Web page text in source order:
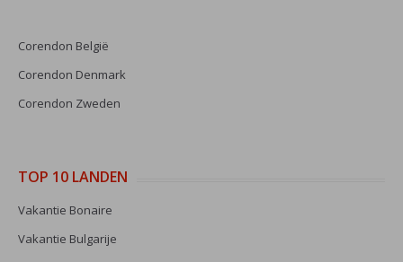
Corendon België
Corendon Denmark
Corendon Zweden
TOP 10 LANDEN
Vakantie Bonaire
Vakantie Bulgarije